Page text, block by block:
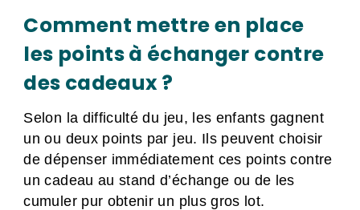
Comment mettre en place
les points à échanger contre
des cadeaux ?
Selon la difficulté du jeu, les enfants gagnent
un ou deux points par jeu. Ils peuvent choisir
de dépenser immédiatement ces points contre
un cadeau au stand d’échange ou de les
cumuler pur obtenir un plus gros lot.